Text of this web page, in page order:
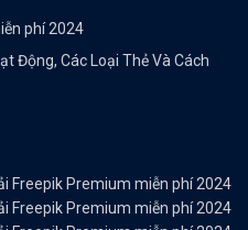
phí 2024
Động, Các Loại Thẻ Và Cách
Freepik Premium miễn phí 2024
Freepik Premium miễn phí 2024